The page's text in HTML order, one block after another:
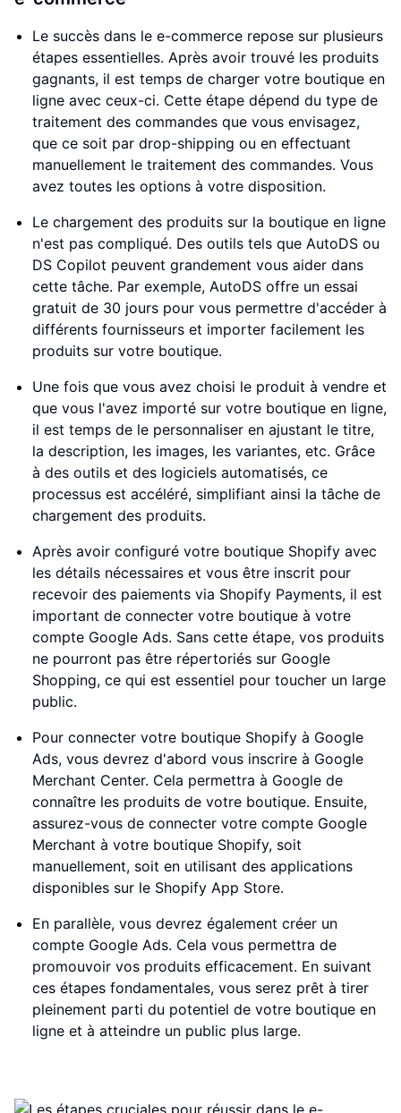
Le succès dans le e-commerce repose sur plusieurs
étapes essentielles. Après avoir trouvé les produits
gagnants, il est temps de charger votre boutique en
ligne avec ceux-ci. Cette étape dépend du type de
traitement des commandes que vous envisagez,
que ce soit par drop-shipping ou en effectuant
manuellement le traitement des commandes. Vous
avez toutes les options à votre disposition.
Le chargement des produits sur la boutique en ligne
n'est pas compliqué. Des outils tels que AutoDS ou
DS Copilot peuvent grandement vous aider dans
cette tâche. Par exemple, AutoDS offre un essai
gratuit de 30 jours pour vous permettre d'accéder à
différents fournisseurs et importer facilement les
produits sur votre boutique.
Une fois que vous avez choisi le produit à vendre et
que vous l'avez importé sur votre boutique en ligne,
il est temps de le personnaliser en ajustant le titre,
la description, les images, les variantes, etc. Grâce
à des outils et des logiciels automatisés, ce
processus est accéléré, simplifiant ainsi la tâche de
chargement des produits.
Après avoir configuré votre boutique Shopify avec
les détails nécessaires et vous être inscrit pour
recevoir des paiements via Shopify Payments, il est
important de connecter votre boutique à votre
compte Google Ads. Sans cette étape, vos produits
ne pourront pas être répertoriés sur Google
Shopping, ce qui est essentiel pour toucher un large
public.
Pour connecter votre boutique Shopify à Google
Ads, vous devrez d'abord vous inscrire à Google
Merchant Center. Cela permettra à Google de
connaître les produits de votre boutique. Ensuite,
assurez-vous de connecter votre compte Google
Merchant à votre boutique Shopify, soit
manuellement, soit en utilisant des applications
disponibles sur le Shopify App Store.
En parallèle, vous devrez également créer un
compte Google Ads. Cela vous permettra de
promouvoir vos produits efficacement. En suivant
ces étapes fondamentales, vous serez prêt à tirer
pleinement parti du potentiel de votre boutique en
ligne et à atteindre un public plus large.